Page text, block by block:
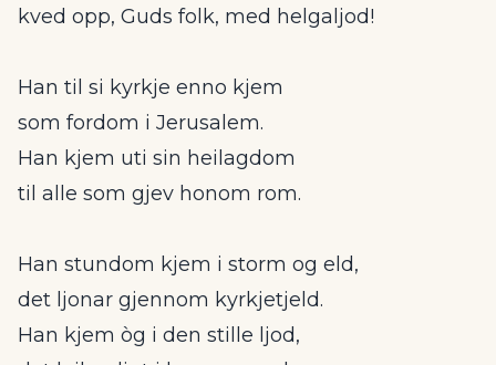
kved opp, Guds folk, med helgaljod!
Han til si kyrkje enno kjem
som fordom i Jerusalem.
Han kjem uti sin heilagdom
til alle som gjev honom rom.
Han stundom kjem i storm og eld,
det ljonar gjennom kyrkjetjeld.
Han kjem òg i den stille ljod,